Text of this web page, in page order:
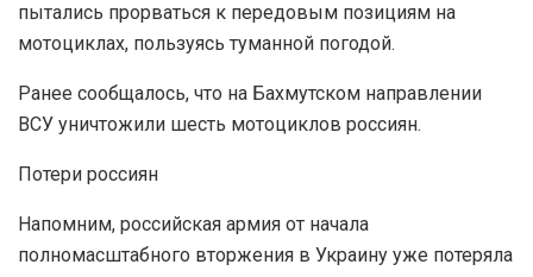
пытались прорваться к передовым позициям на
мотоциклах, пользуясь туманной погодой.
Ранее сообщалось, что на Бахмутском направлении
ВСУ уничтожили шесть мотоциклов россиян.
Потери россиян
Напомним, российская армия от начала
полномасштабного вторжения в Украину уже потеряла